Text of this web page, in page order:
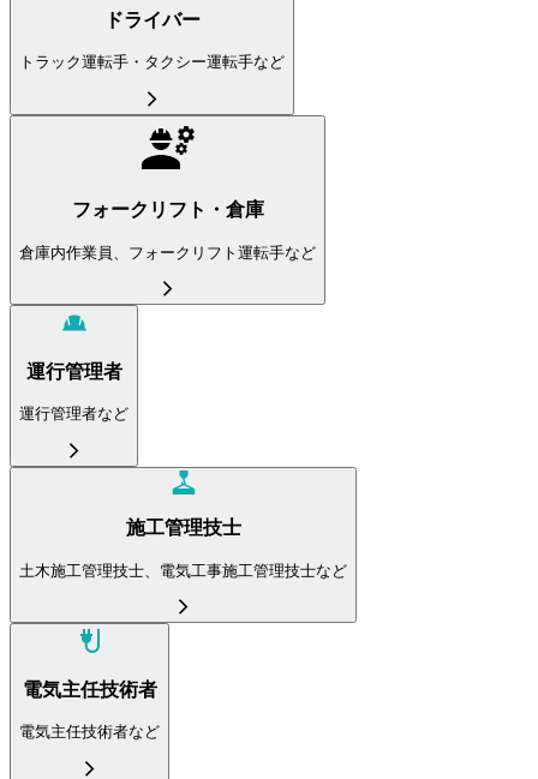
ドライバー
トラック運転手・タクシー運転手など
フォークリフト・倉庫
倉庫内作業員、フォークリフト運転手など
運行管理者
運行管理者など
施工管理技士
土木施工管理技士、電気工事施工管理技士など
電気主任技術者
電気主任技術者など